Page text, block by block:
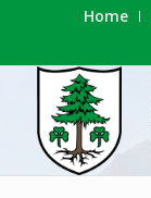
Home